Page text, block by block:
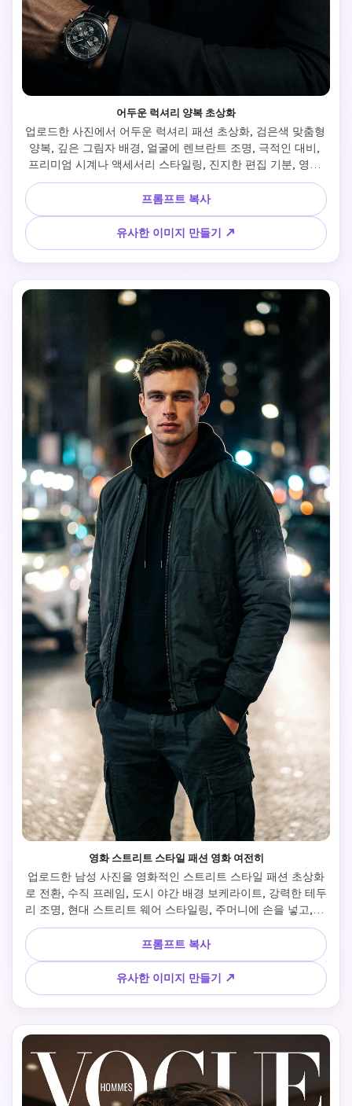
어두운 럭셔리 양복 초상화
업로드한 사진에서 어두운 럭셔리 패션 초상화, 검은색 맞춤형
양복, 깊은 그림자 배경, 얼굴에 렌브란트 조명, 극적인 대비,
프리미엄 시계나 액세서리 스타일링, 진지한 편집 기분, 영화
스튜디오 촬영, 초고세부 사항, 날카로운 얼굴 구조 보존, 잡지
패션 전파 품질
프롬프트 복사
유사한 이미지 만들기 ↗
영화 스트리트 스타일 패션 영화 여전히
업로드한 남성 사진을 영화적인 스트리트 스타일 패션 초상화
로 전환, 수직 프레임, 도시 야간 배경 보케라이트, 강력한 테두
리 조명, 현대 스트리트 웨어 스타일링, 주머니에 손을 넣고, 진
지한 모델 표정, 영화 여전히 보기, 높은 대비 색조, 85mm 렌즈
압축, 편집 패션 촬영, 초날카로운 초점, 럭셔리 스트리트 캠페
인 마음
프롬프트 복사
유사한 이미지 만들기 ↗